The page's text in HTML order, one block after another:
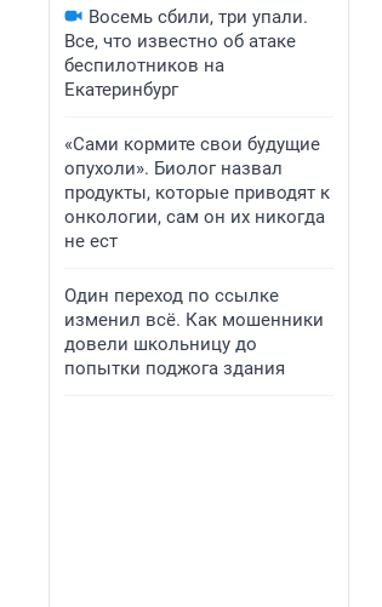
Восемь сбили, три упали.
Все, что известно об атаке
беспилотников на
Екатеринбург
«Сами кормите свои будущие
опухоли». Биолог назвал
продукты, которые приводят к
онкологии, сам он их никогда
не ест
Один переход по ссылке
изменил всё. Как мошенники
довели школьницу до
попытки поджога здания